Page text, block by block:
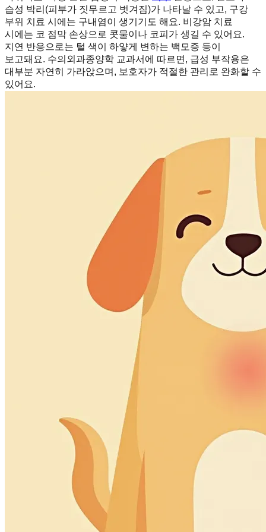
습성 박리(피부가 짓무르고 벗겨짐)가 나타날 수 있고, 구강
부위 치료 시에는 구내염이 생기기도 해요. 비강암 치료
시에는 코 점막 손상으로 콧물이나 코피가 생길 수 있어요.
지연 반응으로는 털 색이 하얗게 변하는 백모증 등이
보고돼요. 수의외과종양학 교과서에 따르면, 급성 부작용은
대부분 자연히 가라앉으며, 보호자가 적절한 관리로 완화할 수
있어요.